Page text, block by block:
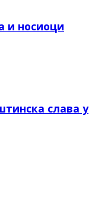
и носиоци
слава у